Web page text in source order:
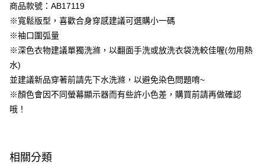
宅配
每筆NT$120，滿NT$1,000(含以上)免運費
付款後門市自取
每筆NT$60，滿NT$1,000(含以上)免運費
海外配送-港/澳/新/馬/泰國專屬 查看運費
海外配送-其他亞洲地區
商品款號：AB17119
※寬鬆版型，喜歡合身穿感建議可選購小一碼
※袖口圍弧量
※深色衣物建議單獨洗滌，以翻面手洗或放洗衣袋洗較佳喔(勿用熱
水)
並建議新品穿著前請先下水洗滌，以避免染色問題唷~
※顏色會因不同螢幕顯示器而有些許小色差，購買前請再做確認
哦！
相關分類